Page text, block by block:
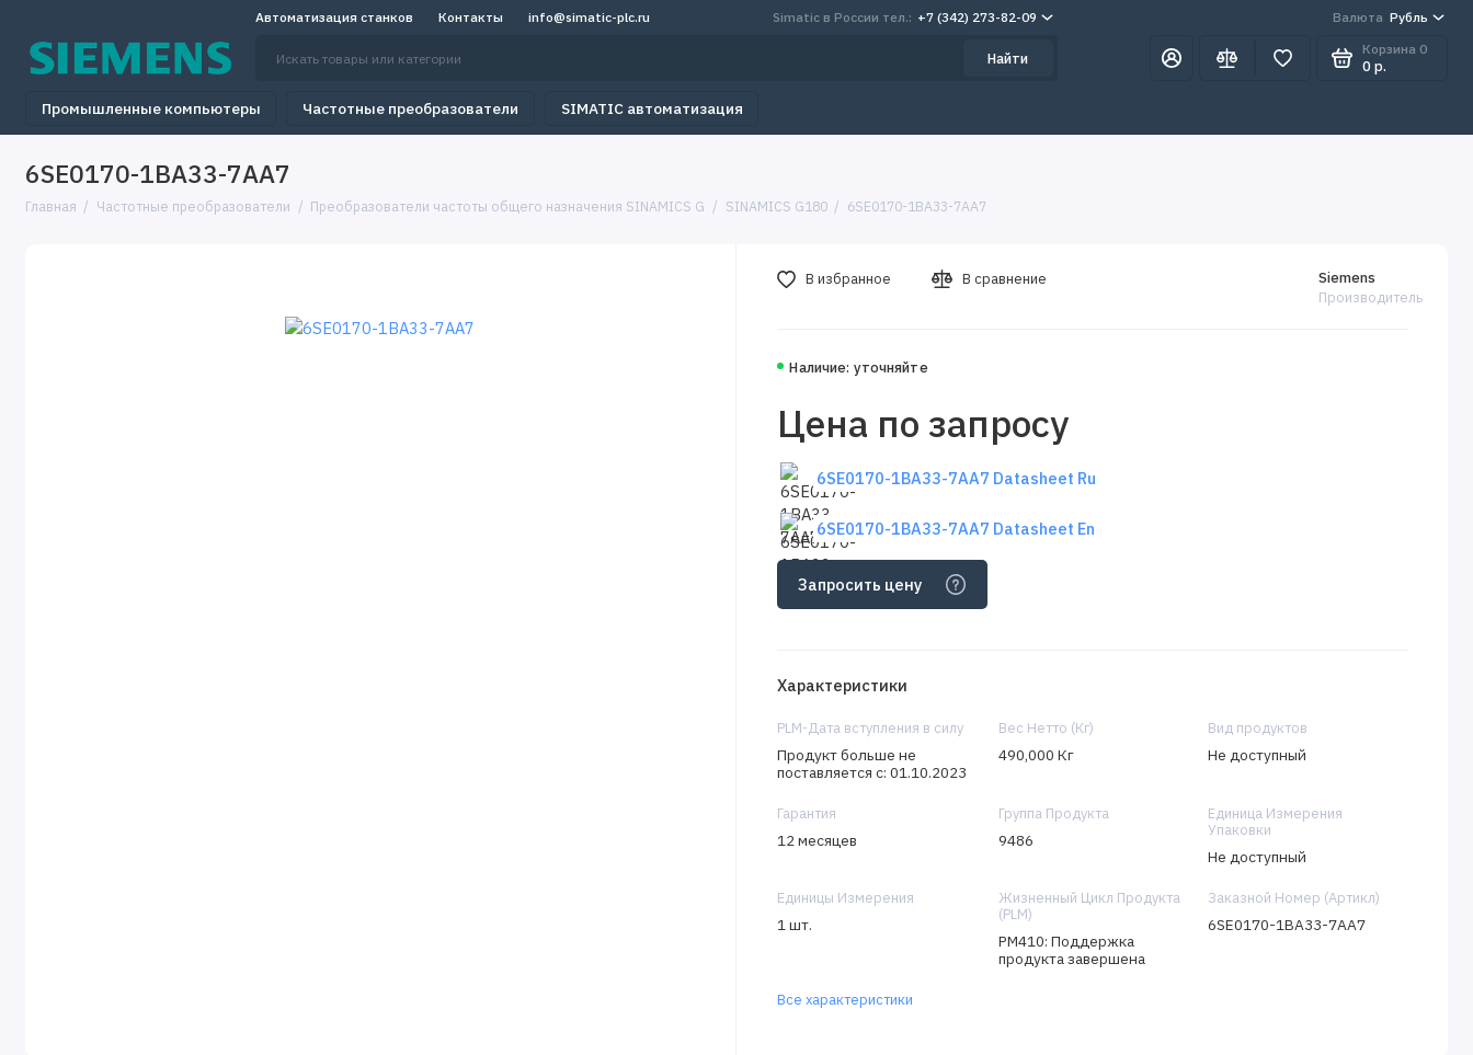
Автоматизация станков Контакты info@simatic-plc.ru Simatic в России тел.: +7 (342) 273-82-09 Валюта Рубль
Найти
Корзина 0
0 р.
Промышленные компьютеры Частотные преобразователи SIMATIC автоматизация
6SE0170-1BA33-7AA7
Главная Частотные преобразователи Преобразователи частоты общего назначения SINAMICS G SINAMICS G180 6SE0170-1BA33-7AA7
Наличие: уточняйте
Siemens
Производитель
Цена по запросу
6SE0170-1BA33-7AA7 Datasheet Ru
6SE0170-1BA33-7AA7 Datasheet En
Запросить цену
В избранное В сравнение
Характеристики
PLM-Дата вступления в силу
Продукт больше не
поставляется с: 01.10.2023
Вес Нетто (Кг)
490,000 Кг
Вид продуктов
Не доступный
Гарантия
12 месяцев
Группа Продукта
9486
Единица Измерения
Упаковки
Не доступный
Единицы Измерения
1 шт.
Жизненный Цикл Продукта
(PLM)
PM410: Поддержка
продукта завершена
Заказной Номер (Артикл)
6SE0170-1BA33-7AA7
Все характеристики